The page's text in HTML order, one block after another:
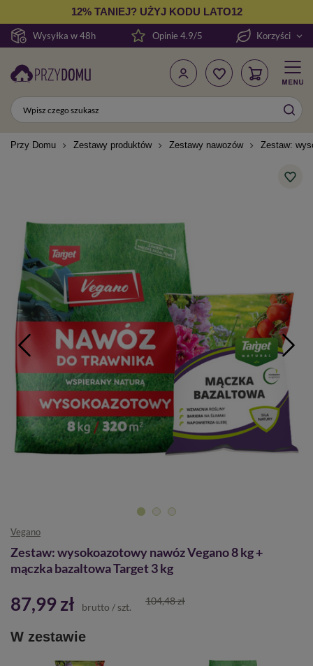
Wysyłka w 48h
12% TANIEJ? UŻYJ KODU LATO12
Opinie 4.9/5 Korzyści
Przy Domu Zestawy produktów Zestawy nawozów Zestaw:
Vegano
Zestaw: wysokoazotowy nawóz Vegano 8 kg +
mączka bazaltowa Target 3 kg
87,99 zł brutto / szt.
104,48 zł
W zestawie